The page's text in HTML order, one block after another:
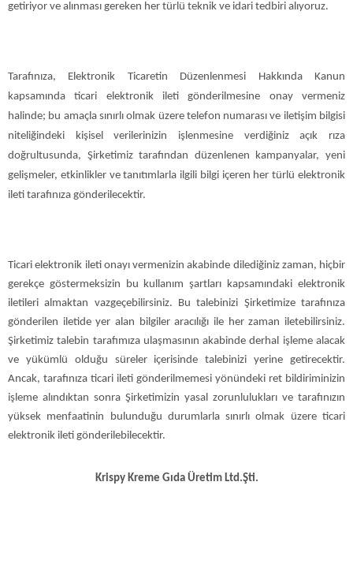
getiriyor ve alınması gereken her türlü teknik ve idari tedbiri alıyoruz.
Tarafınıza, Elektronik Ticaretin Düzenlenmesi Hakkında Kanun
kapsamında ticari elektronik ileti gönderilmesine onay vermeniz
halinde; bu amaçla sınırlı olmak üzere telefon numarası ve iletişim bilgisi
niteliğindeki kişisel verilerinizin işlenmesine verdiğiniz açık rıza
doğrultusunda, Şirketimiz tarafından düzenlenen kampanyalar, yeni
gelişmeler, etkinlikler ve tanıtımlarla ilgili bilgi içeren her türlü elektronik
ileti tarafınıza gönderilecektir.
Ticari elektronik ileti onayı vermenizin akabinde dilediğiniz zaman, hiçbir
gerekçe göstermeksizin bu kullanım şartları kapsamındaki elektronik
iletileri almaktan vazgeçebilirsiniz. Bu talebinizi Şirketimize tarafınıza
gönderilen iletide yer alan bilgiler aracılığı ile her zaman iletebilirsiniz.
Şirketimiz talebin tarafımıza ulaşmasının akabinde derhal işleme alacak
ve yükümlü olduğu süreler içerisinde talebinizi yerine getirecektir.
Ancak, tarafınıza ticari ileti gönderilmemesi yönündeki ret bildiriminizin
işleme alındıktan sonra Şirketimizin yasal zorunlulukları ve tarafınızın
yüksek menfaatinin bulunduğu durumlarla sınırlı olmak üzere ticari
elektronik ileti gönderilebilecektir.
Krispy Kreme Gıda Üretim Ltd.Şti.